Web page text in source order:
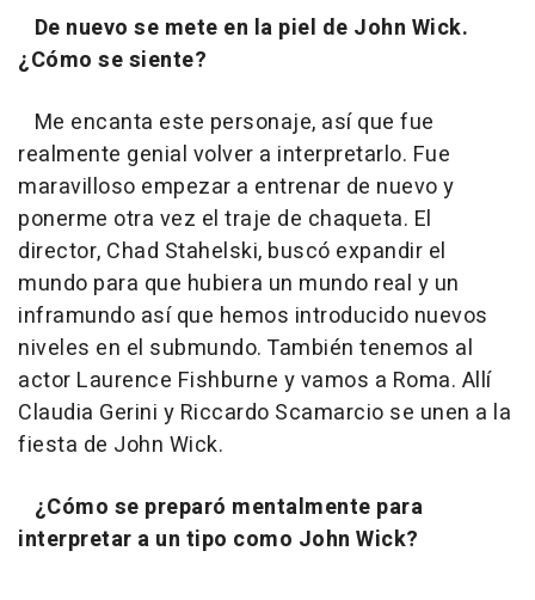
De nuevo se mete en la piel de John Wick.
¿Cómo se siente?
Me encanta este personaje, así que fue
realmente genial volver a interpretarlo. Fue
maravilloso empezar a entrenar de nuevo y
ponerme otra vez el traje de chaqueta. El
director, Chad Stahelski, buscó expandir el
mundo para que hubiera un mundo real y un
inframundo así que hemos introducido nuevos
niveles en el submundo. También tenemos al
actor Laurence Fishburne y vamos a Roma. Allí
Claudia Gerini y Riccardo Scamarcio se unen a la
fiesta de John Wick.
¿Cómo se preparó mentalmente para
interpretar a un tipo como John Wick?